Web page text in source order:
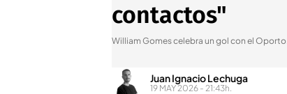
contactos"
William Gomes celebra un gol con el Oporto
Juan Ignacio Lechuga
19 MAY 2026 - 21:43h.